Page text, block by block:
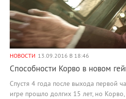
НОВОСТИ 13.09.2016 В 18:46
Способности Корво в новом
Спустя 4 года после выхода первой
игре прошло долгих 15 лет, но